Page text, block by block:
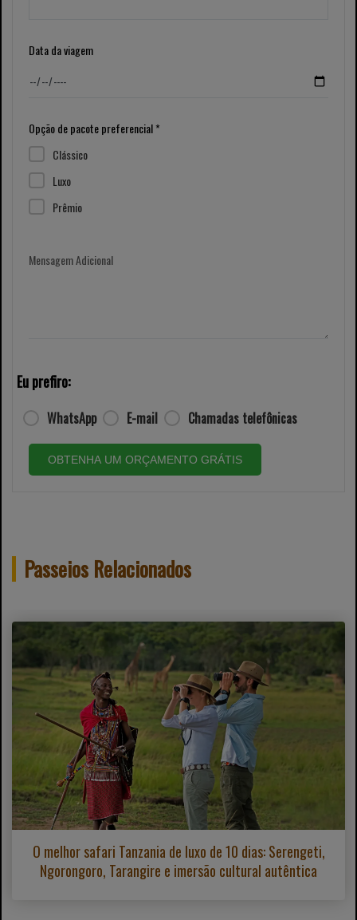
Data da viagem
Opção de pacote preferencial *
Clássico
Luxo
Prêmio
Mensagem Adicional
Eu prefiro:
WhatsApp E-mail Chamadas telefônicas
OBTENHA UM ORÇAMENTO GRÁTIS
Passeios Relacionados
O melhor safari Tanzania de luxo de 10 dias: Serengeti,
Ngorongoro, Tarangire e imersão cultural autêntica